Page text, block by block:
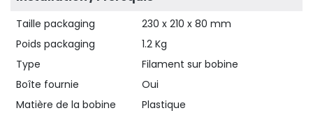
Taille packaging
230 x 210 x 80 mm
Poids packaging
1.2 Kg
Type
Filament sur bobine
Boîte fournie
Oui
Matière de la bobine
Plastique